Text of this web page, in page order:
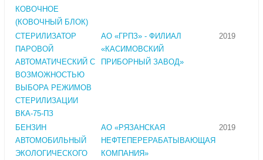
КОВОЧНОЕ
(КОВОЧНЫЙ БЛОК)
СТЕРИЛИЗАТОР
ПАРОВОЙ
АВТОМАТИЧЕСКИЙ С
ВОЗМОЖНОСТЬЮ
ВЫБОРА РЕЖИМОВ
СТЕРИЛИЗАЦИИ
ВКА-75-ПЗ
АО «ГРПЗ» - ФИЛИАЛ
«КАСИМОВСКИЙ
ПРИБОРНЫЙ ЗАВОД»
2019
БЕНЗИН
АВТОМОБИЛЬНЫЙ
ЭКОЛОГИЧЕСКОГО
АО «РЯЗАНСКАЯ
НЕФТЕПЕРЕРАБАТЫВАЮЩАЯ
КОМПАНИЯ»
2019